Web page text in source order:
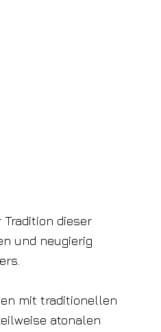
dieser
und neugierig
mit traditionellen
atonalen